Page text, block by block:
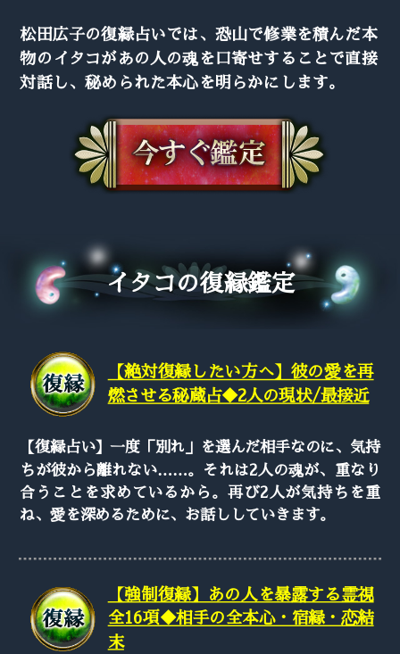
松田広子の復縁占いでは、恐山で修業を積んだ本
物のイタコがあの人の魂を口寄せすることで直接
対話し、秘められた本心を明らかにします。
イタコの復縁鑑定
【絶対復縁したい方へ】彼の愛を再
燃させる秘蔵占◆2人の現状/最接近
【復縁占い】一度「別れ」を選んだ相手なのに、気持
ちが彼から離れない……。それは2人の魂が、重なり
合うことを求めているから。再び2人が気持ちを重
ね、愛を深めるために、お話ししていきます。
【強制復縁】あの人を暴露する霊視
全16項◆相手の全本心・宿縁・恋結
末